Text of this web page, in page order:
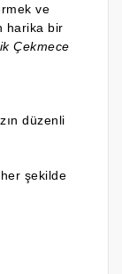
ve
harika bir
Çekmece
düzenli
her şekilde